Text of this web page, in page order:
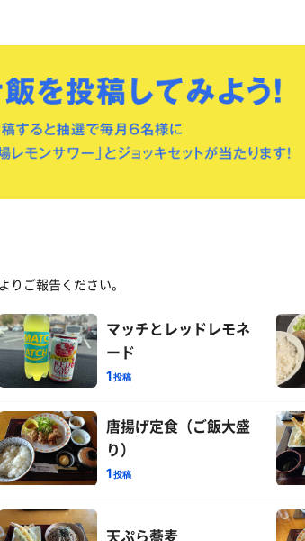
ご報告ください。
マッチとレッドレモネ
ード
1投稿
唐揚げ定食（ご飯大盛
り）
1投稿
天ぷら蕎麦